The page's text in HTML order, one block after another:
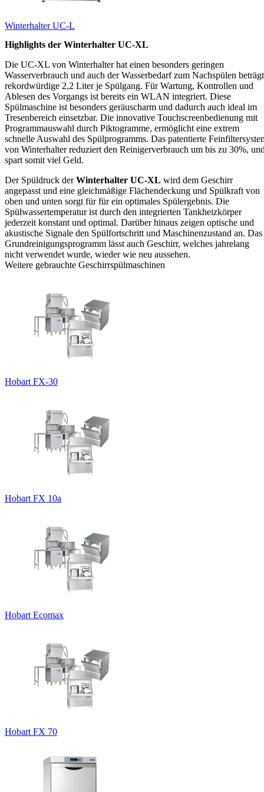
Winterhalter UC-L
Highlights der Winterhalter UC-XL
Die UC-XL von Winterhalter hat einen besonders geringen
Wasserverbrauch und auch der Wasserbedarf zum Nachspülen beträgt
rekordwürdige 2,2 Liter je Spülgang. Für Wartung, Kontrollen und
Ablesen des Vorgangs ist bereits ein WLAN integriert. Diese
Spülmaschine ist besonders geräuscharm und dadurch auch ideal im
Tresenbereich einsetzbar. Die innovative Touchscreenbedienung mit
Programmauswahl durch Piktogramme, ermöglicht eine extrem
schnelle Auswahl des Spülprogramms. Das patentierte
von Winterhalter reduziert den Reinigerverbrauch um bis zu 30%,
spart somit viel Geld.
Der Spüldruck derWinterhalter UC-XL wird dem Geschirr
angepasst und eine gleichmäßige Flächendeckung und Spülkraft von
oben und unten sorgt für für ein optimales Spülergebnis. Die
Spülwassertemperatur ist durch den integrierten Tankheizkörper
jederzeit konstant und optimal. Darüber hinaus zeigen optische und
akustische Signale den Spülfortschritt und Maschinenzustand an. Das
Grundreinigungsprogramm lässt auch Geschirr, welches jahrelang
nicht verwendet wurde, wieder wie neu aussehen.
Weitere gebrauchte Geschirrspülmaschinen
Hobart FX-30
Hobart FX 10a
Hobart Ecomax
Hobart FX 70